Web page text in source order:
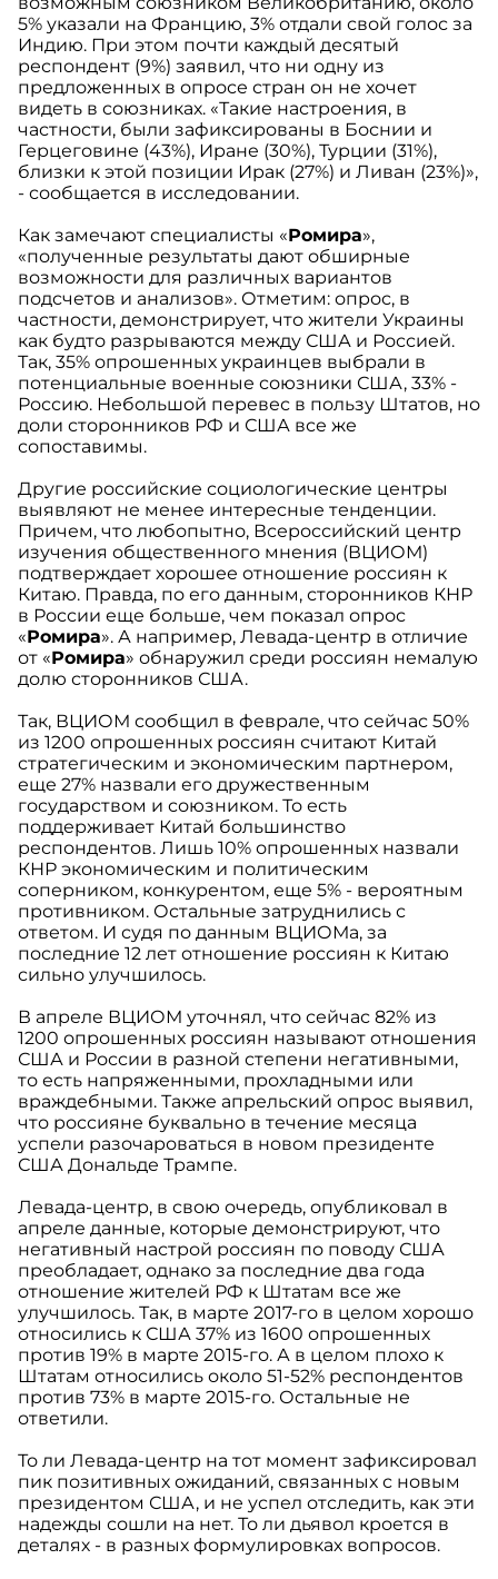
5% указали на Францию, 3% отдали свой голос за
Индию. При этом почти каждый десятый
респондент (9%) заявил, что ни одну из
предложенных в опросе стран он не хочет
видеть в союзниках. «Такие настроения, в
частности, были зафиксированы в Боснии и
Герцеговине (43%), Иране (30%), Турции (31%),
близки к этой позиции Ирак (27%) и Ливан (23%)»,
- сообщается в исследовании.
Как замечают специалисты «Ромира»,
«полученные результаты дают обширные
возможности для различных вариантов
подсчетов и анализов». Отметим: опрос, в
частности, демонстрирует, что жители Украины
как будто разрываются между США и Россией.
Так, 35% опрошенных украинцев выбрали в
потенциальные военные союзники США, 33% -
Россию. Небольшой перевес в пользу Штатов, но
доли сторонников РФ и США все же
сопоставимы.
Другие российские социологические центры
выявляют не менее интересные тенденции.
Причем, что любопытно, Всероссийский центр
изучения общественного мнения (ВЦИОМ)
подтверждает хорошее отношение россиян к
Китаю. Правда, по его данным, сторонников КНР
в России еще больше, чем показал опрос
«Ромира». А например, Левада-центр в отличие
от «Ромира» обнаружил среди россиян немалую
долю сторонников США.
Так, ВЦИОМ сообщил в феврале, что сейчас 50%
из 1200 опрошенных россиян считают Китай
стратегическим и экономическим партнером,
еще 27% назвали его дружественным
государством и союзником. То есть
поддерживает Китай большинство
респондентов. Лишь 10% опрошенных назвали
КНР экономическим и политическим
соперником, конкурентом, еще 5% - вероятным
противником. Остальные затруднились с
ответом. И судя по данным ВЦИОМа, за
последние 12 лет отношение россиян к Китаю
сильно улучшилось.
В апреле ВЦИОМ уточнял, что сейчас 82% из
1200 опрошенных россиян называют отношения
США и России в разной степени негативными,
то есть напряженными, прохладными или
враждебными. Также апрельский опрос выявил,
что россияне буквально в течение месяца
успели разочароваться в новом президенте
США Дональде Трампе.
Левада-центр, в свою очередь, опубликовал в
апреле данные, которые демонстрируют, что
негативный настрой россиян по поводу США
преобладает, однако за последние два года
отношение жителей РФ к Штатам все же
улучшилось. Так, в марте 2017-го в целом хорошо
относились к США 37% из 1600 опрошенных
против 19% в марте 2015-го. А в целом плохо к
Штатам относились около 51-52% респондентов
против 73% в марте 2015-го. Остальные не
ответили.
То ли Левада-центр на тот момент зафиксировал
пик позитивных ожиданий, связанных с новым
президентом США, и не успел отследить, как эти
надежды сошли на нет. То ли дьявол кроется в
деталях - в разных формулировках вопросов.